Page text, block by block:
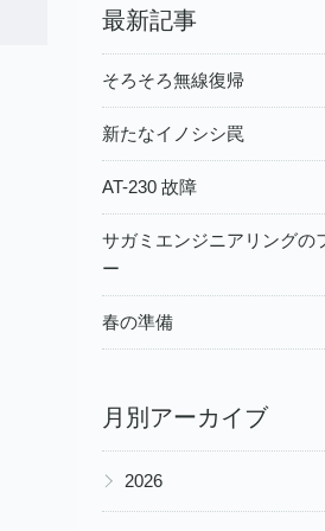
最新記事
そろそろ無線復帰
新たなイノシシ罠
AT-230 故障
サガミエンジニアリングの
ー
春の準備
月別アーカイブ
▶ 2026